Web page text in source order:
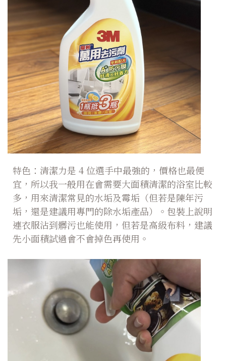
特色：清潔力是 4 位選手中最強的，價格也最便
宜，所以我一般用在會需要大面積清潔的浴室比較
多，用來清潔常見的水垢及霉垢（但若是陳年污
垢，還是建議用專門的除水垢產品）。包裝上說明
連衣服沾到髒污也能使用，但若是高級布料，建議
先小面積試過會不會掉色再使用。